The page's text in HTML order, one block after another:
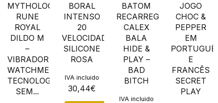
MYTHOLOGY
RUNE
ROYAL
DILDO M
–
VIBRADOR
WATCHME
TECNOLOGIA
SEM...
BORAL
INTENSO
20
VELOCIDADES
SILICONE
ROSA
30,44€
IVA incluido
BATOM
RECARREGÁVEL
CALEX
BALA
HIDE &
PLAY –
BAD
BITCH
IVA incluido
JOGO
CHOC &
PEPPER
EM
E
FRANCÊS
SECRET
PLAY